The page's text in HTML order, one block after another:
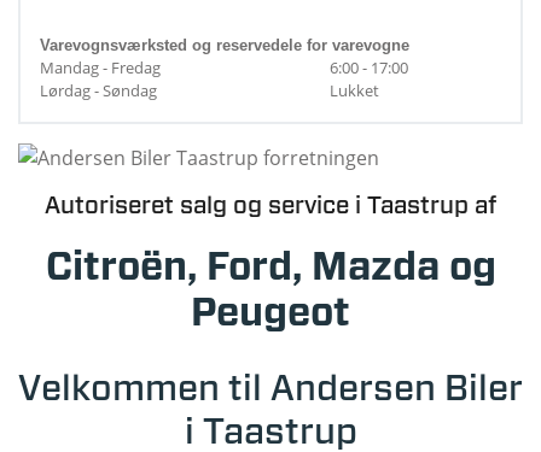
Varevognsværksted og reservedele for varevogne
Mandag - Fredag
6:00 - 17:00
Lørdag - Søndag
Lukket
Autoriseret salg og service i Taastrup af
Citroën, Ford, Mazda og
Peugeot
Velkommen til Andersen Biler
i Taastrup